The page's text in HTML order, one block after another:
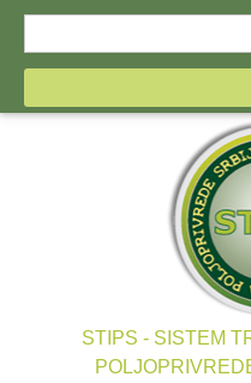
Search
form
STIPS - SISTEM